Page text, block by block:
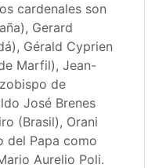
cardenales son
Gerard
Gérald Cyprien
Marfil), Jean-
de
José Brenes
(Brasil), Orani
del Papa como
Aurelio Poli.